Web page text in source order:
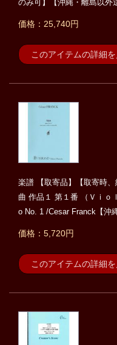
のみ可】【沖縄・離島以外
価格：25,740円
このアイテムの詳細を
楽譜 【取寄品】【取寄時
曲 作品１ 第１番 （Ｖｉｏ
o No. 1 /Cesar Franck【沖
価格：5,720円
このアイテムの詳細を